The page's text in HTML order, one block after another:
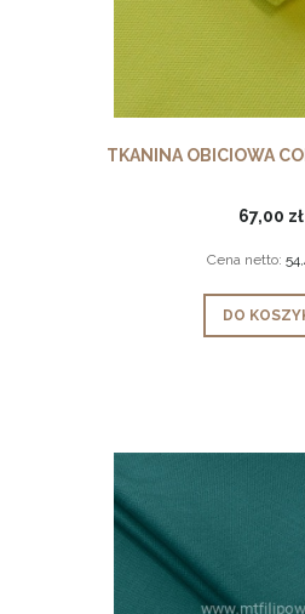
TKANINA OBICIOWA
67,00 zł
Cena netto:
DO